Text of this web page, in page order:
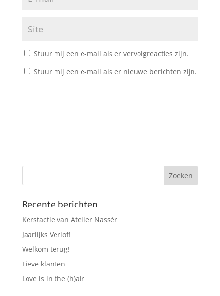
Stuur mij een e-mail als er vervolgreacties zijn.
Stuur mij een e-mail als er nieuwe berichten zijn.
Recente berichten
Kerstactie van Atelier Nassèr
Jaarlijks Verlof!
Welkom terug!
Lieve klanten
Love is in the (h)air